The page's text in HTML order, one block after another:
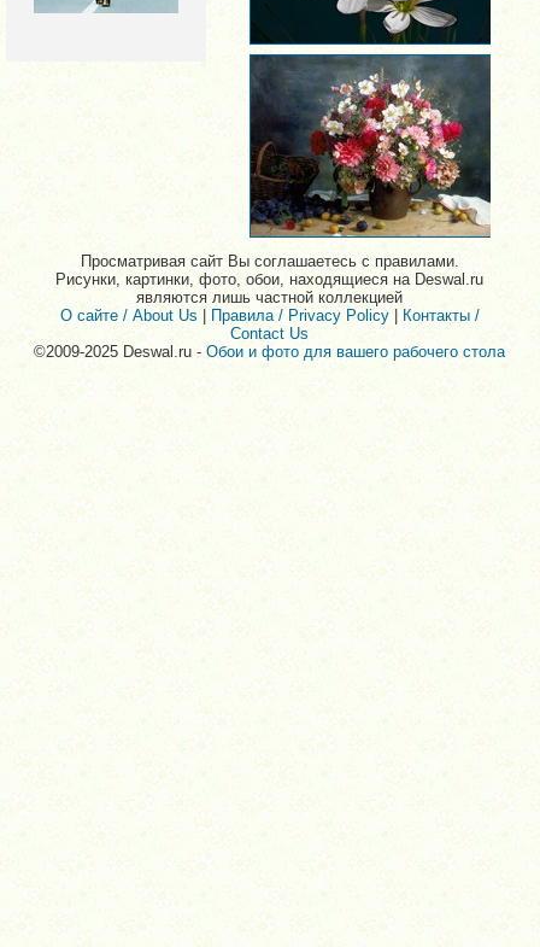
Просматривая сайт Вы соглашаетесь с правилами.
Рисунки, картинки, фото, обои, находящиеся на Deswal.ru
являются лишь частной коллекцией
О сайте / About Us
Правила / Privacy Policy|Контакты /
Contact Us
©2009-2025 Deswal.ru -Обои и фото для вашего рабочего стола